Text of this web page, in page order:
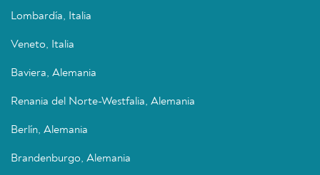
Lombardía, Italia
Veneto, Italia
Baviera, Alemania
Renania del Norte-Westfalia, Alemania
Berlín, Alemania
Brandenburgo, Alemania